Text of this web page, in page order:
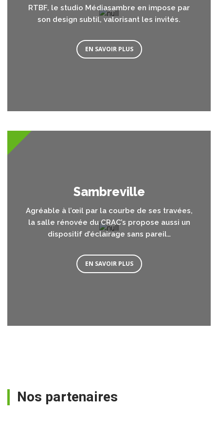
RTBF, le studio Médiasambre en impose par
son design subtil, valorisant les invités.
EN SAVOIR PLUS
Sambreville
Agréable à l’œil par la courbe de ses travées,
la salle rénovée du CRAC’s propose aussi un
dispositif d’éclairage sans pareil…
EN SAVOIR PLUS
Nos partenaires